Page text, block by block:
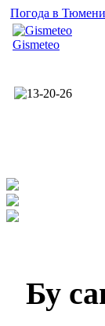
Погода в Тюмени
Gismeteo
Бу